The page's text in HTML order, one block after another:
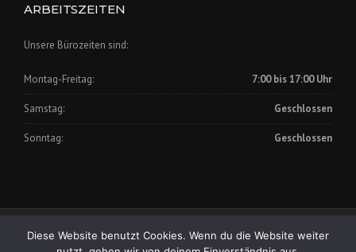
ARBEITSZEITEN
Unsere Bürozeiten sind:
Montag-Freitag: 7:00 bis 17:00 Uhr
Samstag: Geschlossen
Sonntag: Geschlossen
Impressum|Datenschutz
Diese Website benutzt Cookies. Wenn du die Website weiter